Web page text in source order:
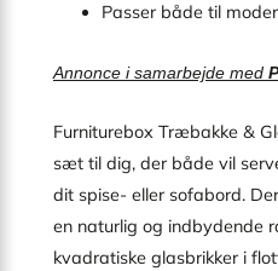
Passer både til
Annonce i samarbejde med
Furniturebox Træbakke &
sæt til dig, der både vil
dit spise- eller sofabord.
en naturlig og indbydende
kvadratiske glasbrikker i